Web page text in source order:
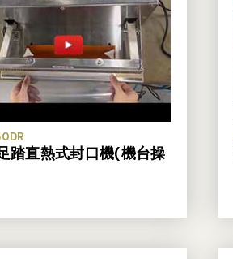
踏直熱式封口機(機台操